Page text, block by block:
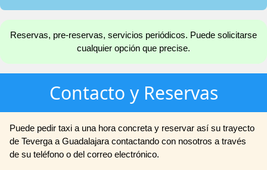
Reservas, pre-reservas, servicios periódicos. Puede solicitarse
cualquier opción que precise.
Contacto y Reservas
Puede pedir taxi a una hora concreta y reservar así su trayecto
de Teverga a Guadalajara contactando con nosotros a través
de su teléfono o del correo electrónico.